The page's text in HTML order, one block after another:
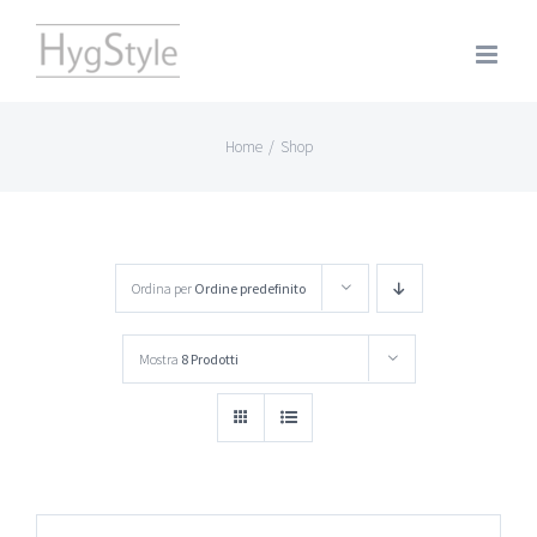
Salta
Home / Shop
Ordina per Ordine predefinito
Mostra 8 Prodotti